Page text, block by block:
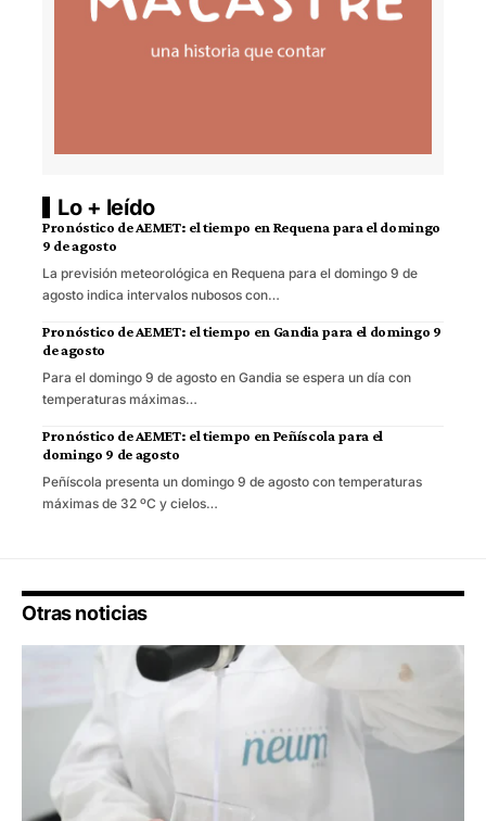
Lo + leído
Pronóstico de AEMET: el tiempo en Requena para el domingo
9 de agosto
La previsión meteorológica en Requena para el domingo 9 de
agosto indica intervalos nubosos con…
Pronóstico de AEMET: el tiempo en Gandia para el domingo 9
de agosto
Para el domingo 9 de agosto en Gandia se espera un día con
temperaturas máximas…
Pronóstico de AEMET: el tiempo en Peñíscola para el
domingo 9 de agosto
Peñíscola presenta un domingo 9 de agosto con temperaturas
máximas de 32 ºC y cielos…
Otras noticias